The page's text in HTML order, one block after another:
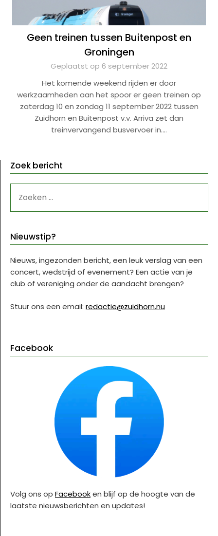
Geen treinen tussen Buitenpost en
Groningen
Geplaatst op 6 september 2022
Het komende weekend rijden er door
werkzaamheden aan het spoor er geen treinen op
zaterdag 10 en zondag 11 september 2022 tussen
Zuidhorn en Buitenpost v.v. Arriva zet dan
treinvervangend busvervoer in….
Zoek bericht
NAAR:
Nieuwstip?
Nieuws, ingezonden bericht, een leuk verslag van een
concert, wedstrijd of evenement? Een actie van je
club of vereniging onder de aandacht brengen?
Stuur ons een email: redactie@zuidhorn.nu
Facebook
Volg ons op Facebooken blijf op de hoogte van de
laatste nieuwsberichten en updates!